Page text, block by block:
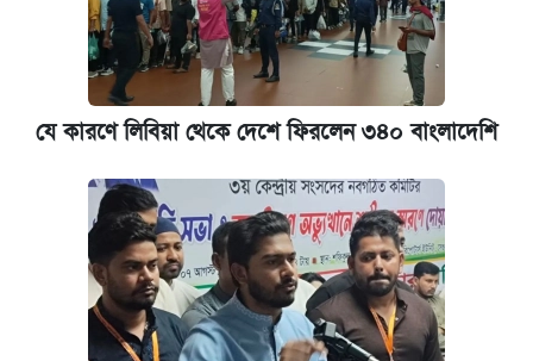
যে কারণে লিবিয়া থেকে দেশে ফিরলেন ৩৪০ বাংলাদেশি